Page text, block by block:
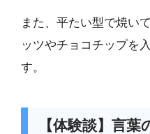
また、平たい型で焼い
ッツやチョコチップを
す。
【体験談】言